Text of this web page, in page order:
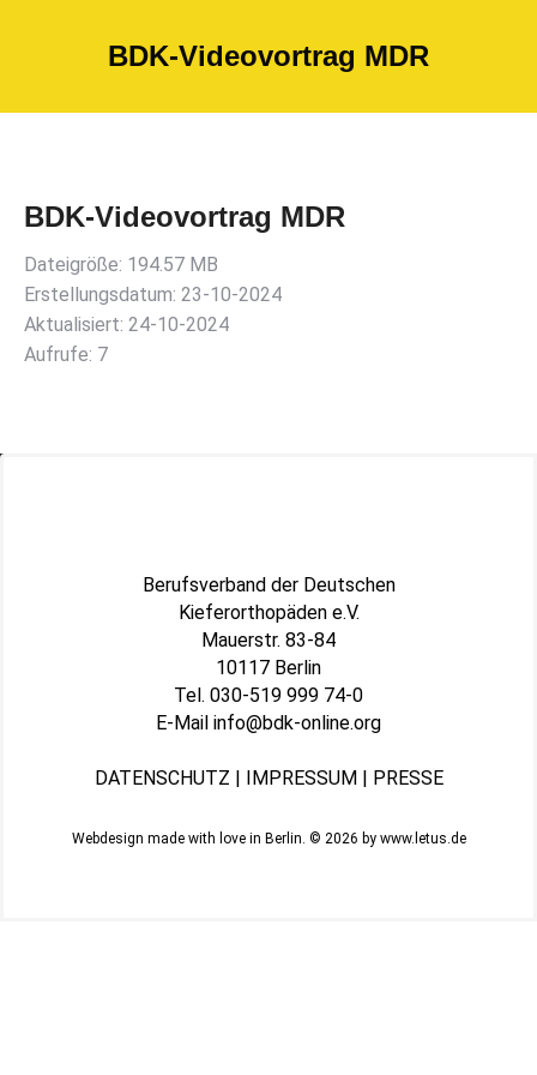
BDK-Videovortrag MDR
BDK-Videovortrag MDR
Dateigröße: 194.57 MB
Erstellungsdatum: 23-10-2024
Aktualisiert: 24-10-2024
Aufrufe: 7
Berufsverband der Deutschen
Kieferorthopäden e.V.
Mauerstr. 83-84
10117 Berlin
Tel. 030-519 999 74-0
E-Mail info@bdk-online.org
DATENSCHUTZ | IMPRESSUM| PRESSE
Webdesign made with love in Berlin. © 2026 by www.letus.de